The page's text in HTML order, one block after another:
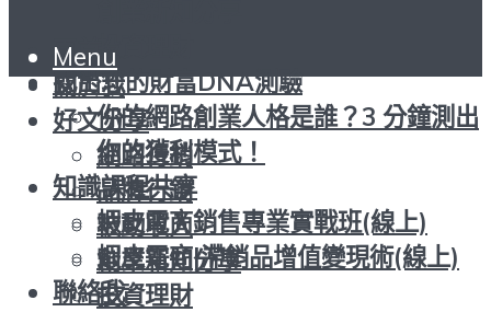
投資理財
找出您的財富DNA測驗
你的網路創業人格是誰？3 分鐘測出
你的獲利模式！
知識課程共享
蝦皮電商銷售專業實戰班(線上)
蝦皮電商|滯銷品增值變現術(線上)
聯絡我
頁首
關於我
好文分享
網路行銷
品牌行銷
被動收入
創業新知分享
投資理財
Menu